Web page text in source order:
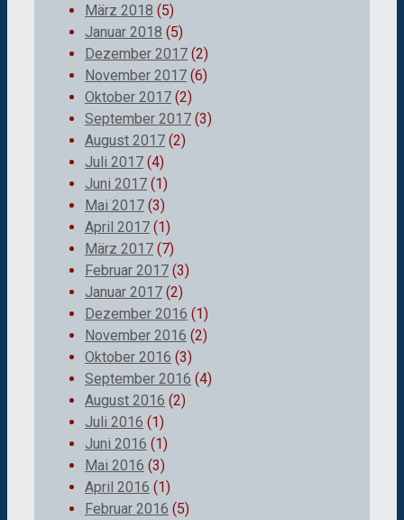
März 2018 (5)
Januar 2018 (5)
Dezember 2017 (2)
November 2017 (6)
Oktober 2017 (2)
September 2017 (3)
August 2017 (2)
Juli 2017 (4)
Juni 2017 (1)
Mai 2017 (3)
April 2017 (1)
März 2017 (7)
Februar 2017 (3)
Januar 2017 (2)
Dezember 2016 (1)
November 2016 (2)
Oktober 2016 (3)
September 2016 (4)
August 2016 (2)
Juli 2016 (1)
Juni 2016 (1)
Mai 2016 (3)
April 2016 (1)
Februar 2016 (5)